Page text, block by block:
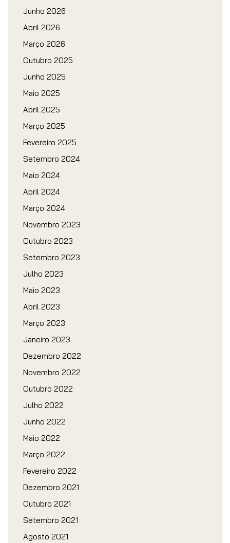
Junho 2026
Abril 2026
Março 2026
Outubro 2025
Junho 2025
Maio 2025
Abril 2025
Março 2025
Fevereiro 2025
Setembro 2024
Maio 2024
Abril 2024
Março 2024
Novembro 2023
Outubro 2023
Setembro 2023
Julho 2023
Maio 2023
Abril 2023
Março 2023
Janeiro 2023
Dezembro 2022
Novembro 2022
Outubro 2022
Julho 2022
Junho 2022
Maio 2022
Março 2022
Fevereiro 2022
Dezembro 2021
Outubro 2021
Setembro 2021
Agosto 2021